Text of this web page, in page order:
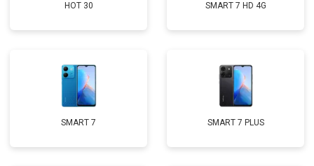
HOT 30 SMART 7 HD 4G
SMART 7 SMART 7 PLUS